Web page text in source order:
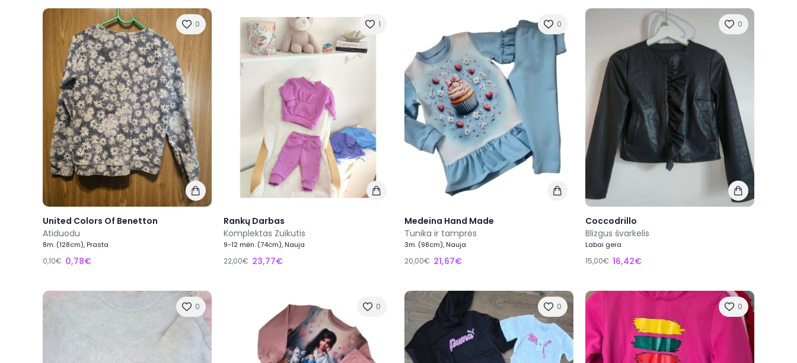
0
United Colors Of Benetton
Atiduodu
8m. (128cm), Prasta
0,10€ 0,78€
1
Rankų Darbas
Komplektas Zuikutis
9-12 mėn. (74cm), Nauja
22,00€ 23,77€
0
Medeina Hand Made
Tunika ir tamprės
3m. (98cm), Nauja
20,00€ 21,67€
0
Coccodrillo
Blizgus švarkelis
Labai gera
15,00€ 16,42€
0 0 0 0